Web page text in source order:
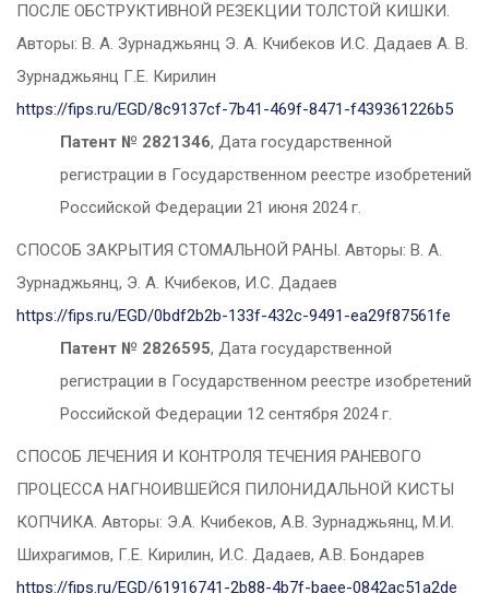
ПОСЛЕ ОБСТРУКТИВНОЙ РЕЗЕКЦИИ ТОЛСТОЙ КИШКИ.
Авторы: В. А. Зурнаджьянц Э. А. Кчибеков И.С. Дадаев А. В.
Зурнаджьянц Г.Е. Кирилин
https://fips.ru/EGD/8c9137cf-7b41-469f-8471-f439361226b5
Патент № 2821346, Дата государственной
регистрации в Государственном реестре изобретений
Российской Федерации 21 июня 2024 г.
СПОСОБ ЗАКРЫТИЯ СТОМАЛЬНОЙ РАНЫ. Авторы: В. А.
Зурнаджьянц, Э. А. Кчибеков, И.С. Дадаев
https://fips.ru/EGD/0bdf2b2b-133f-432c-9491-ea29f87561fe
Патент № 2826595, Дата государственной
регистрации в Государственном реестре изобретений
Российской Федерации 12 сентября 2024 г.
СПОСОБ ЛЕЧЕНИЯ И КОНТРОЛЯ ТЕЧЕНИЯ РАНЕВОГО
ПРОЦЕССА НАГНОИВШЕЙСЯ ПИЛОНИДАЛЬНОЙ КИСТЫ
КОПЧИКА. Авторы: Э.А. Кчибеков, А.В. Зурнаджьянц, М.И.
Шихрагимов, Г.Е. Кирилин, И.С. Дадаев, А.В. Бондарев
https://fips.ru/EGD/61916741-2b88-4b7f-baee-0842ac51a2de